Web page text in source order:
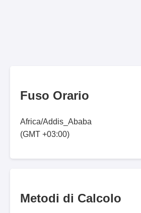
Fuso Orario
Africa/Addis_Ababa
(GMT +03:00)
Metodi di Calcolo